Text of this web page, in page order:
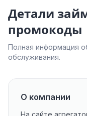
Детали
промокоды
Полная информация
обслуживания.
О компании
На сайте